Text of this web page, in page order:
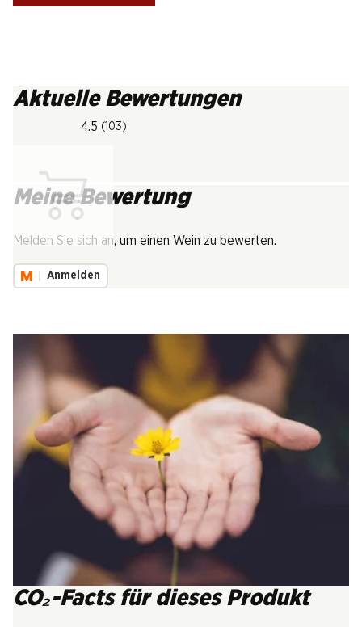
Aktuelle Bewertungen
4.5 (103)
Meine Bewertung
Melden Sie sich an, um einen Wein zu bewerten.
Anmelden
CO₂-Facts für dieses Produkt